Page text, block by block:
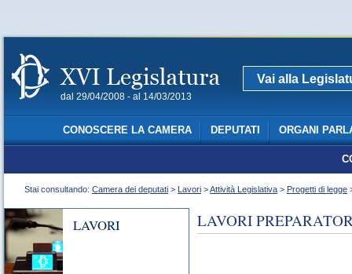
dal 29/04/2008 - al 14/03/2013
Vai alla
CONOSCERE LA CAMERA DEPUTATI ORGANI
Stai consultando: Camera dei deputati > Lavori >Attività Legislativa > Progetti di legge
LAVORI LAVORI